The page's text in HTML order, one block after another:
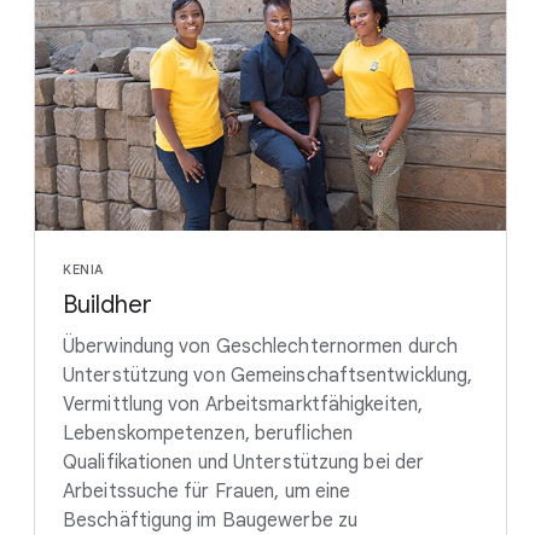
KENIA
Buildher
Überwindung von Geschlechternormen durch
Unterstützung von Gemeinschaftsentwicklung,
Vermittlung von Arbeitsmarktfähigkeiten,
Lebenskompetenzen, beruflichen
Qualifikationen und Unterstützung bei der
Arbeitssuche für Frauen, um eine
Beschäftigung im Baugewerbe zu